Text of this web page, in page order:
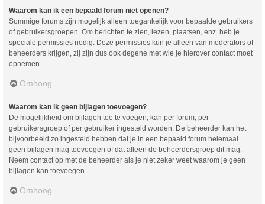
Waarom kan ik een bepaald forum niet openen?
Sommige forums zijn mogelijk alleen toegankelijk voor bepaalde gebruikers
of gebruikersgroepen. Om berichten te zien, lezen, plaatsen, enz. heb je
speciale permissies nodig. Deze permissies kun je alleen van moderators of
beheerders krijgen, zij zijn dus ook degene met wie je hierover contact moet
opnemen.
Omhoog
Waarom kan ik geen bijlagen toevoegen?
De mogelijkheid om bijlagen toe te voegen, kan per forum, per
gebruikersgroep of per gebruiker ingesteld worden. De beheerder kan het
bijvoorbeeld zo ingesteld hebben dat je in een bepaald forum helemaal
geen bijlagen mag toevoegen of dat alleen de beheerdersgroep dit mag.
Neem contact op met de beheerder als je niet zeker weet waarom je geen
bijlagen kan toevoegen.
Omhoog